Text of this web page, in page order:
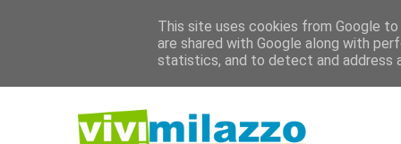
Concerto all’Alba a Milazzo con oltre
This site uses cookies from Google
are shared with Google along with
statistics, and to detect and address